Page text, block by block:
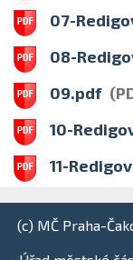
07-
08-
09.pdf
10-
11-
(c) MČ Praha-